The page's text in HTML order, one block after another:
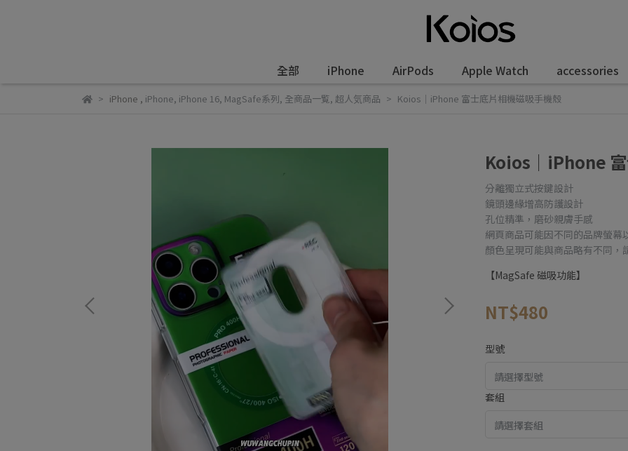
全部 iPhone AirPods Apple Watch accessories
iPhone , iPhone, iPhone 16, MagSafe系列, 全商品一覧, 超人気商品 Koios｜iPhone 富士底片相機磁吸手機殼
Koios｜iPhone
分離獨立式按鍵設計
鏡頭邊緣增高防護設計
孔位精準，磨砂親膚手感
網頁商品可能因不同的品牌螢幕
顏色呈現可能與商品略有不同，
【MagSafe 磁吸功能】
NT$480
型號
套組